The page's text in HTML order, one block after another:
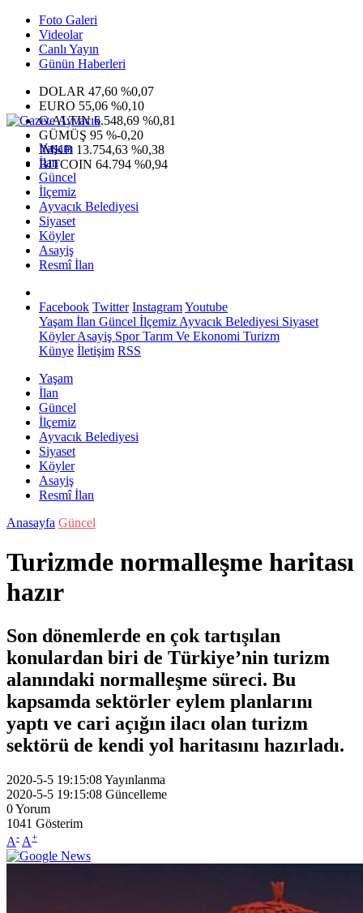
Foto Galeri
Videolar
Canlı Yayın
Günün Haberleri
DOLAR 47,60 %0,07
EURO 55,06 %0,10
G.ALTIN6.548,69 %0,81
GÜMÜŞ 95 %-0,20
IMKB 13.754,63 %0,38
BITCOIN 64.794 %0,94
Yaşam
İlan
Güncel
İlçemiz
Ayvacık Belediyesi
Siyaset
Köyler
Asayiş
Resmî İlan
Facebook Twitter InstagramYoutube
Yaşam İlan Güncel İlçemiz Ayvacık Belediyesi Siyaset
KöylerAsayiş SporTarım Ve Ekonomi Turizm
Künye İletişim RSS
Yaşam
İlan
Güncel
İlçemiz
Ayvacık Belediyesi
Siyaset
Köyler
Asayiş
Resmî İlan
Anasayfa Güncel
Turizmde normalleşme haritası
hazır
Son dönemlerde en çok tartışılan
konulardan biri de Türkiye’nin turizm
alanındaki normalleşme süreci. Bu
kapsamda sektörler eylem planlarını
yaptı ve cari açığın ilacı olan turizm
sektörü de kendi yol haritasını hazırladı.
2020-5-5 19:15:08Yayınlanma
2020-5-5 19:15:08 Güncelleme
0Yorum
1041 Gösterim
A- A+